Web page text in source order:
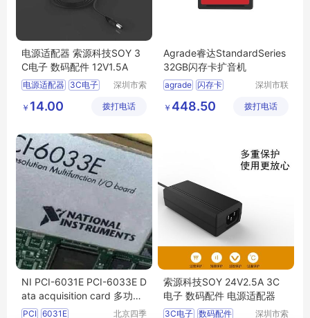
电源适配器 索源科技SOY 3
C电子 数码配件 12V1.5A
电源适配器 3C电子
深圳市索
限公司
￥ 14.00 拨打电话
Agrade睿达StandardSeries
32GB闪存卡扩音机
agrade 闪存卡
深圳市联
限公司
￥ 448.50 拨打电话
NI PCI-6031E PCI-6033E D
ata acquisition card 多功能
数据采集卡
PCI 6031E 北京四季
索源科技SOY 24V2.5A 3C
电子 数码配件 电源适配器
3C电子 数码配件 深圳市索